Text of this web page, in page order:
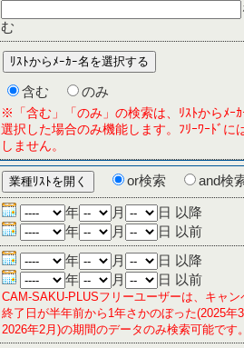
む
含む のみ
※「含む」「のみ」の検索は、ﾘｽﾄからﾒｰ
選択した場合のみ機能します。ﾌﾘｰﾜｰﾄﾞに
しません。
or検索 and検
年 月
日 以降
年
月 日 以前
年 月
日 以降
年
月 日 以前
CAM-SAKU-PLUSフリーユーザーは、キャン
終了日が半年前から1年さかのぼった(2025年
2026年2月)の期間のデータのみ検索可能です